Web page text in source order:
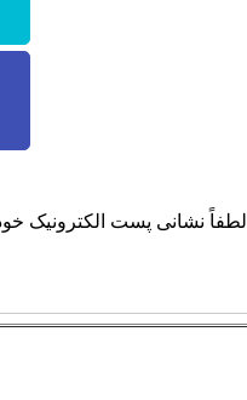
لطفاً نشانی پست الکترونیک خود